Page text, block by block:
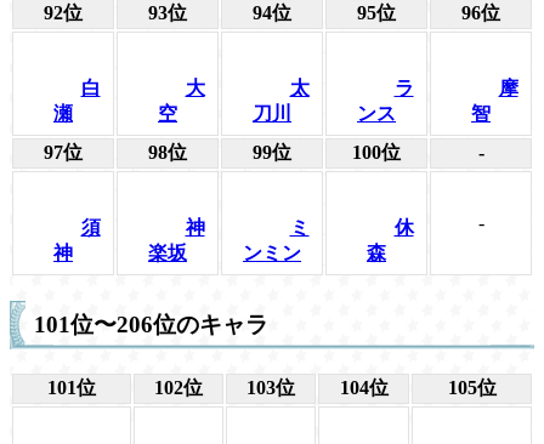
92位
93位 94位 95位 96位
白
瀬
大
空
太
刀川
ラ
ンス
摩
智
97位
98位 99位 100位 -
須
神
神
楽坂
ミ
ンミン
休
森
-
101位〜206位のキャラ
101位 102位 103位 104位 105位